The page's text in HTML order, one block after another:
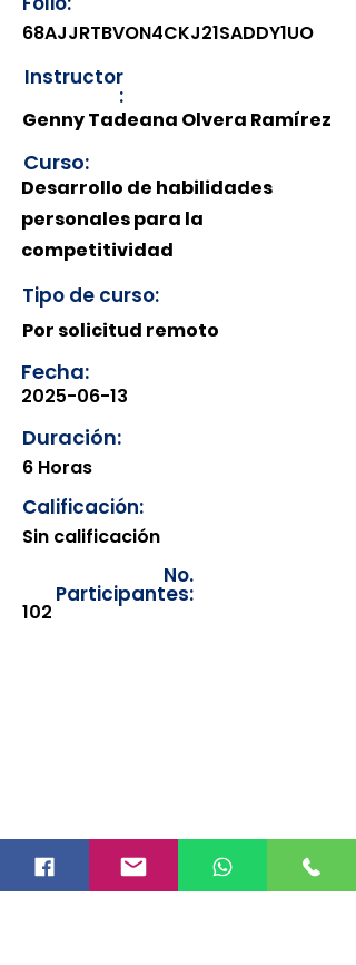
68AJJRTBVON4CKJ21SADDY1UO
Instructor
:
Genny Tadeana Olvera Ramírez
Curso:
Desarrollo de habilidades
personales para la
competitividad
Tipo de curso:
Por solicitud remoto
Fecha:
2025-06-13
Duración:
6 Horas
Calificación:
Sin calificación
No.
Participantes:
102
correspondientes del año en
curso. Si requiere consultar una
constancia de años anteriores, le